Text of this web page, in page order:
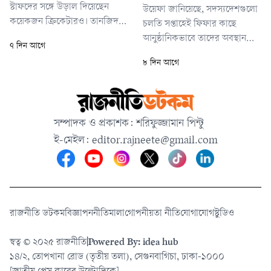
স্টাফদের সঙ্গে উড়াল দিয়েছেন
কয়েকজন ক্রিকেটারও। তানজিদ
এলেও আলাদাভাবে বিমানবন্দরে
ইসলাম। প্রিয় তারকাদের কাছ থেকে
দেখতে ভিড় করেন অনেক সমর্থক।
তবে এদিন ক্যামেরার সামনে কথা
বলতে রাজি হননি কেউই।
৭ দিন আগে
উয়েফা জানিয়েছে, সদস্যদেশগুলো
চলতি সপ্তাহেই ফিফার কাছে
আনুষ্ঠানিকভাবে তাদের অবস্থান
জিয়ান্নি ইনফান্তিনোর পরিকল্পনা
৮ দিন আগে
সম্পাদক ও প্রকাশক: শরিফুজ্জামান পিন্টু
ই-মেইল: editor.rajneete@gmail.com
রাজনীতি ডটকমবিজ্ঞাপননীতিমালাগোপনীয়তা নীতিযোগাযোগস্টুডিও
স্বত্ব © ২০২৫ রাজনীতিPowered By: idea hub
১৪/২, তোপখানা রোড (তৃতীয় তলা), সেগুনবাগিচা, ঢাকা-১০০০